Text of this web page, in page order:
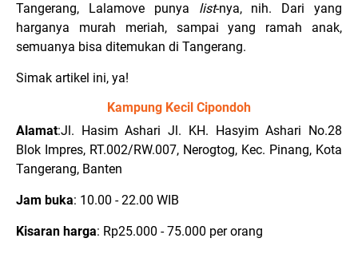
Tangerang, Lalamove punya list-nya, nih. Dari yang
harganya murah meriah, sampai yang ramah anak,
semuanya bisa ditemukan di Tangerang.
Simak artikel ini, ya!
Kampung Kecil Cipondoh
Alamat:Jl. Hasim Ashari Jl. KH. Hasyim Ashari No.28
Blok Impres, RT.002/RW.007, Nerogtog, Kec. Pinang, Kota
Tangerang, Banten
Jam buka: 10.00 - 22.00 WIB
Kisaran harga: Rp25.000 - 75.000 per orang